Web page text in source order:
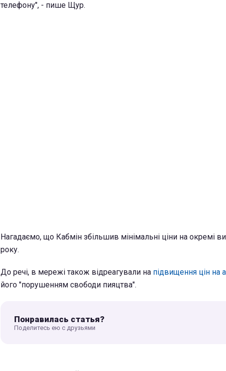
телефону", - пише Щур.
Нагадаємо, що Кабмін збільшив мінімальні ціни на окремі
року.
До речі, в мережі також відреагували на підвищення цін на
його "порушенням свободи пияцтва".
Понравилась статья?
Поделитесь ею с друзьями